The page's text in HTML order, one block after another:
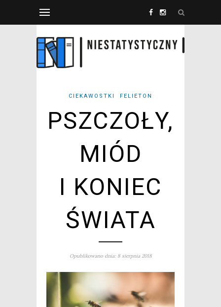
CIEKAWOSTKI FELIETON
PSZCZOŁY,
MIÓD
I KONIEC
ŚWIATA
Opublikowano dnia: 8 sierpnia 2018